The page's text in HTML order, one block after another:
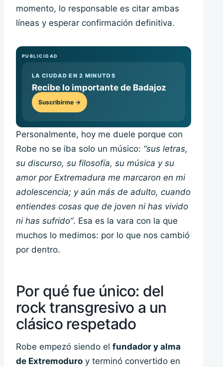
momento, lo responsable es citar ambas
líneas y esperar confirmación definitiva.
PUBLICIDAD
LA CIUDAD EN 2 MINUTOS
Recibe lo importante de Badajoz
Suscribirme →
Personalmente, hoy me duele porque con
Robe no se iba solo un músico: “sus letras,
su discurso, su filosofía, su música y su
amor por Extremadura me marcaron en mi
adolescencia; y aún más de adulto, cuando
entiendes cosas que de joven ni has vivido
ni has sufrido”. Esa es la vara con la que
muchos lo medimos: por lo que nos cambió
por dentro.
Por qué fue único: del
rock transgresivo a un
clásico respetado
Robe empezó siendo el fundador y alma
de Extremoduro y terminó convertido en